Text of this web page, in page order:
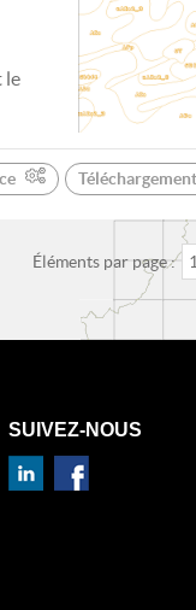
le
Téléchargement
Éléments par page :
SUIVEZ-NOUS